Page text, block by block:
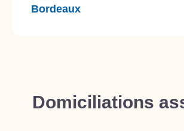
Bordeaux
Domiciliations